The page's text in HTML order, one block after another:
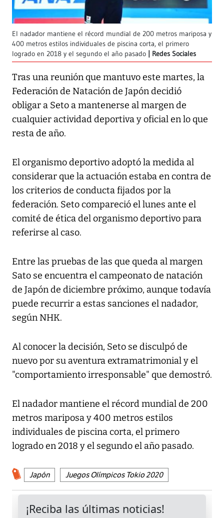
El nadador mantiene el récord mundial de 200 metros mariposa y
400 metros estilos individuales de piscina corta, el primero
logrado en 2018 y el segundo el año pasado
Redes Sociales
Tras una reunión que mantuvo este martes, la
Federación de Natación de Japón decidió
obligar a Seto a mantenerse al margen de
cualquier actividad deportiva y oficial en lo que
resta de año.
El organismo deportivo adoptó la medida al
considerar que la actuación estaba en contra de
los criterios de conducta fijados por la
federación. Seto compareció el lunes ante el
comité de ética del organismo deportivo para
referirse al caso.
Entre las pruebas de las que queda al margen
Sato se encuentra el campeonato de natación
de Japón de diciembre próximo, aunque todavía
puede recurrir a estas sanciones el nadador,
según NHK.
Al conocer la decisión, Seto se disculpó de
nuevo por su aventura extramatrimonial y el
"comportamiento irresponsable" que demostró.
El nadador mantiene el récord mundial de 200
metros mariposa y 400 metros estilos
individuales de piscina corta, el primero
logrado en 2018 y el segundo el año pasado.
Japón Juegos Olímpicos Tokio 2020